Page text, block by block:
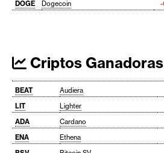
DOGE Dogecoin
Criptos Ganadoras
BEAT Audiera
LIT
Lighter
ADA
Cardano
ENA
Ethena